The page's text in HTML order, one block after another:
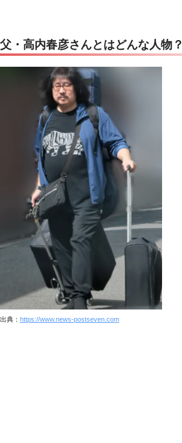
父・高内春彦さんとはどんな人物？
出典： https://www.news-postseven.com